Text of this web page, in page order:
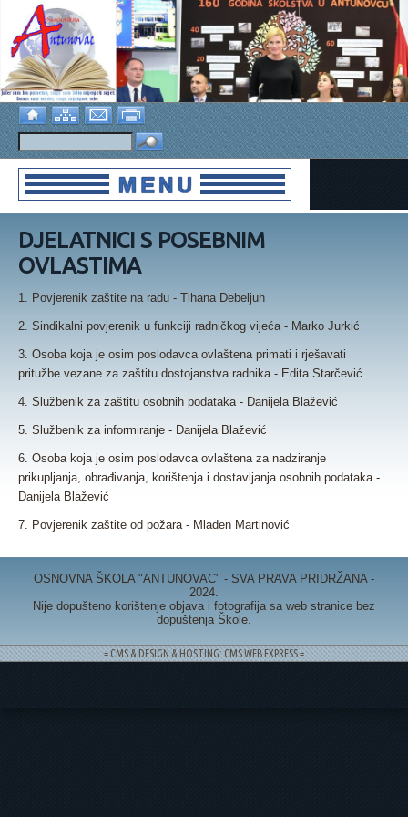
DJELATNICI S POSEBNIM
OVLASTIMA
1. Povjerenik zaštite na radu - Tihana Debeljuh
2. Sindikalni povjerenik u funkciji radničkog vijeća - Marko Jurkić
3. Osoba koja je osim poslodavca ovlaštena primati i rješavati
pritužbe vezane za zaštitu dostojanstva radnika - Edita Starčević
4. Službenik za zaštitu osobnih podataka - Danijela Blažević
5. Službenik za informiranje - Danijela Blažević
6. Osoba koja je osim poslodavca ovlaštena za nadziranje
prikupljanja, obrađivanja, korištenja i dostavljanja osobnih podataka -
Danijela Blažević
7. Povjerenik zaštite od požara - Mladen Martinović
OSNOVNA ŠKOLA "ANTUNOVAC" - SVA PRAVA PRIDRŽANA -
2024.
Nije dopušteno korištenje objava i fotografija sa web stranice bez
dopuštenja Škole.
= CMS & DESIGN & HOSTING: CMS WEB EXPRESS =